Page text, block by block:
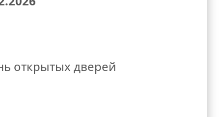
открытых дверей